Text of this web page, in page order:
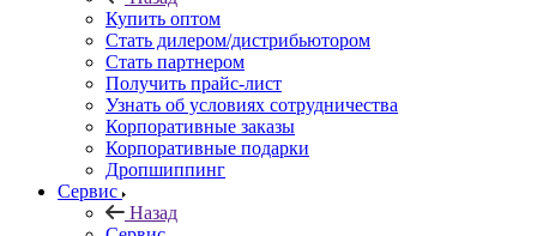
Купить оптом
Стать дилером/дистрибьютором
Стать партнером
Получить прайс-лист
Узнать об условиях сотрудничества
Корпоративные заказы
Корпоративные подарки
Дропшиппинг
Сервис
Назад